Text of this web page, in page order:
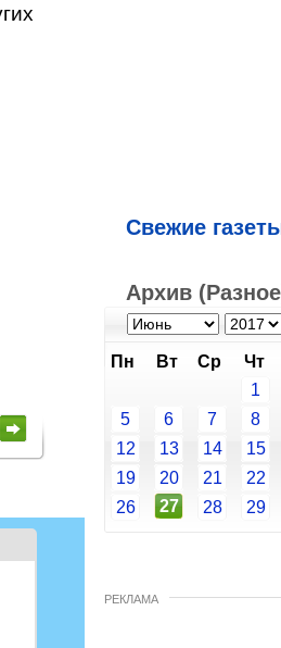
Свежие
Архив
Пн Вт Ср Чт
1
5
6 7 8
12
13 14 15
19
20 21 22
26
27 28 29
РЕКЛАМА